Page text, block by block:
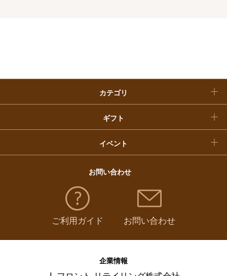
惣菜・弁当・鍋（821）
コーヒー・紅茶・日本茶・ドリンク（401）
チーズ・乳製品・冷凍食品 （ 124
フルーツ・野菜（134
麺類・レトルト食品（ 211
カテゴリ
ギフト
イベント
福袋
お問い合わせ
ご利用ガイド お問い合わせ
企業情報